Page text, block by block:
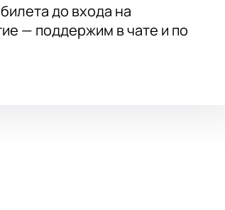
до входа на
— поддержим в чате и по